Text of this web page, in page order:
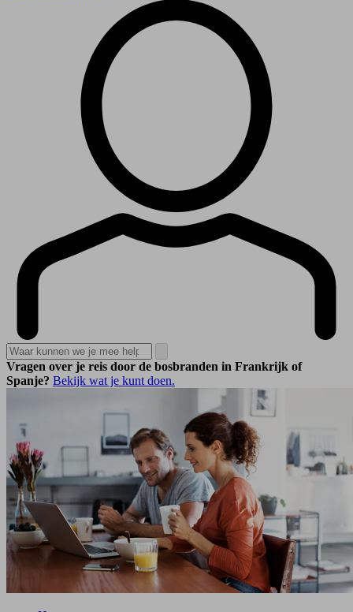
Vragen over je reis door de bosbranden in Frankrijk of
Spanje? Bekijk wat je kunt doen.